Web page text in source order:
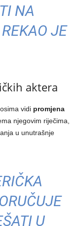
NA
JE
aktera
vidi promjena
njegovim riječima,
u unutrašnje
U